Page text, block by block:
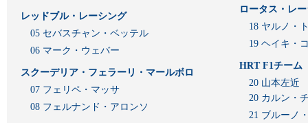
レッドブル・レーシング
05 セバスチャン・ベッテル
06 マーク・ウェバー
スクーデリア・フェラーリ・マールボロ
07 フェリペ・マッサ
08 フェルナンド・アロンソ
ロータス・レ
18 ヤルノ・
19 ヘイキ・
HRT F1チーム
20 山本左近
20 カルン・
21 ブルーノ